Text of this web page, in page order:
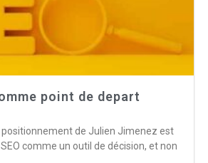
point de depart
positionnement de Julien Jimenez est
comme un outil de décision, et non